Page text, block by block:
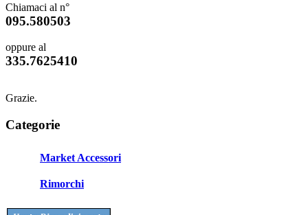
Chiamaci al n°
095.580503
oppure al
335.7625410
Grazie.
Categorie
Market Accessori
Rimorchi